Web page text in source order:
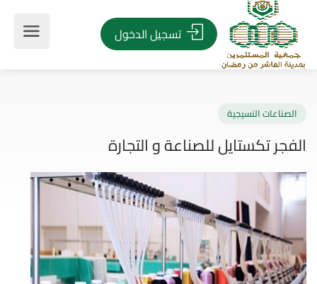
تسجيل الدخول
تكستايل للصناعة و التجارة